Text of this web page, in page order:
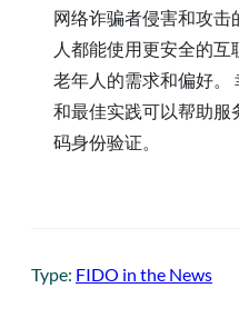
网络诈骗者侵害和攻击
人都能使用更安全的
老年人的需求和偏好。
和最佳实践可以帮助服
码身份验证。
Type: FIDO in the News